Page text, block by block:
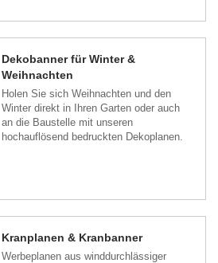
Dekobanner für Winter &
Weihnachten
Holen Sie sich Weihnachten und den
Winter direkt in Ihren Garten oder auch
an die Baustelle mit unseren
hochauflösend bedruckten Dekoplanen.
Kranplanen & Kranbanner
Werbeplanen aus winddurchlässiger